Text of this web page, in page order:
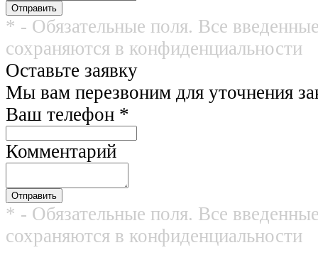
* - Обязательные поля. Все
сохраняются в конфиденциальности
Оставьте заявку
Мы вам перезвоним для уточнения
Ваш телефон *
Комментарий
* - Обязательные поля. Все
сохраняются в конфиденциальности